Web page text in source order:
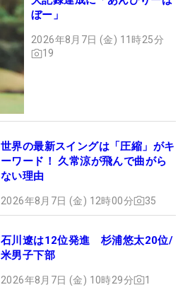
ぼー」
2026年8月7日 (金) 11時25分
19
世界の最新スイングは「圧縮」がキ
ーワード！ 久常涼が飛んで曲がら
ない理由
2026年8月7日 (金) 12時00分 35
石川遼は12位発進 杉浦悠太20位/
米男子下部
2026年8月7日 (金) 10時29分 1